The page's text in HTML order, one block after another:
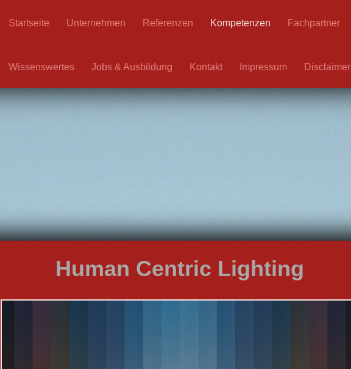
Startseite Unternehmen Referenzen Kompetenzen Fachpartner
Wissenswertes Jobs & Ausbildung Kontakt Impressum Disclaimer
Human Centric Lighting